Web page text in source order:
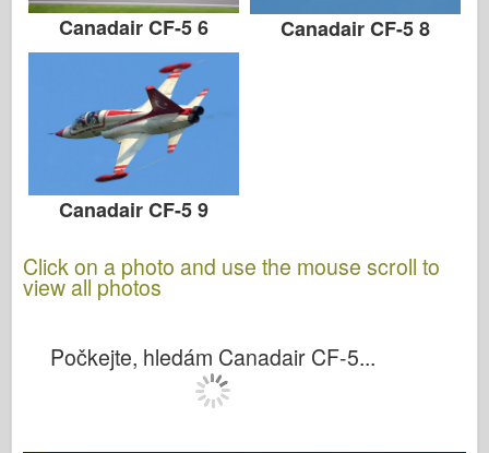
Canadair CF-5 6 Canadair CF-5 8
Canadair CF-5 9
Click on a photo and use the mouse scroll to
view all photos
Počkejte, hledám Canadair CF-5...